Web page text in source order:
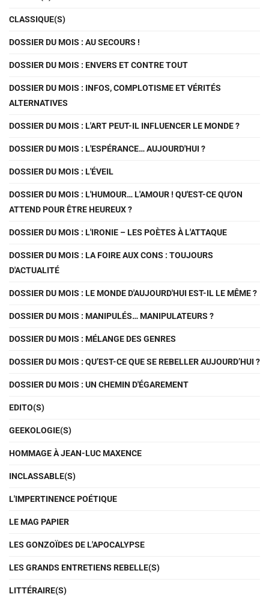
CLASSIQUE(S)
DOSSIER DU MOIS : AU SECOURS !
DOSSIER DU MOIS : ENVERS ET CONTRE TOUT
DOSSIER DU MOIS : INFOS, COMPLOTISME ET VÉRITÉS
ALTERNATIVES
DOSSIER DU MOIS : L'ART PEUT-IL INFLUENCER LE MONDE ?
DOSSIER DU MOIS : L'ESPÉRANCE… AUJOURD'HUI ?
DOSSIER DU MOIS : L'ÉVEIL
DOSSIER DU MOIS : L'HUMOUR… L'AMOUR ! QU'EST-CE QU'ON
ATTEND POUR ÊTRE HEUREUX ?
DOSSIER DU MOIS : L'IRONIE – LES POÈTES À L'ATTAQUE
DOSSIER DU MOIS : LA FOIRE AUX CONS : TOUJOURS
D'ACTUALITÉ
DOSSIER DU MOIS : LE MONDE D'AUJOURD'HUI EST-IL LE MÊME ?
DOSSIER DU MOIS : MANIPULÉS… MANIPULATEURS ?
DOSSIER DU MOIS : MÉLANGE DES GENRES
DOSSIER DU MOIS : QU’EST-CE QUE SE REBELLER AUJOURD’HUI ?
DOSSIER DU MOIS : UN CHEMIN D'ÉGAREMENT
EDITO(S)
GEEKOLOGIE(S)
HOMMAGE À JEAN-LUC MAXENCE
INCLASSABLE(S)
L'IMPERTINENCE POÉTIQUE
LE MAG PAPIER
LES GONZOÏDES DE L'APOCALYPSE
LES GRANDS ENTRETIENS REBELLE(S)
LITTÉRAIRE(S)